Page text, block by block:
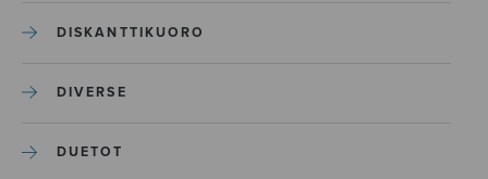
DISKANTTIKUORO
DIVERSE
DUETOT